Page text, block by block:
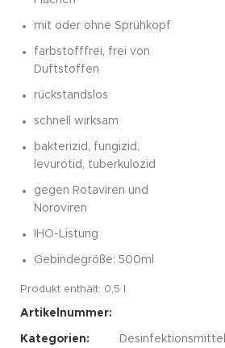
mit oder ohne Sprühkopf
farbstofffrei, frei von
Duftstoffen
rückstandslos
schnell wirksam
bakterizid, fungizid,
levurotid, tuberkulozid
gegen Rotaviren und
Noroviren
IHO-Listung
Gebindegröße: 500ml
Produkt enthält: 0,5
Artikelnummer:
Kategorien: Desinfektionsmittel